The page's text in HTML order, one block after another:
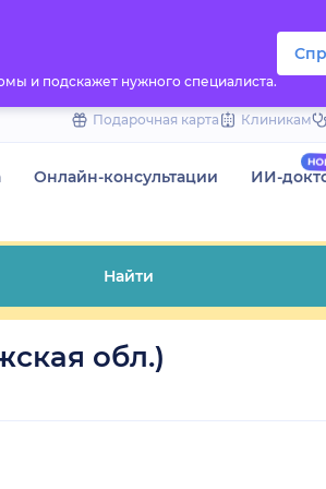
и подскажет нужного специалиста.
Подарочная карта Клиникам
Онлайн-консультации ИИ-
Найти
обл.)